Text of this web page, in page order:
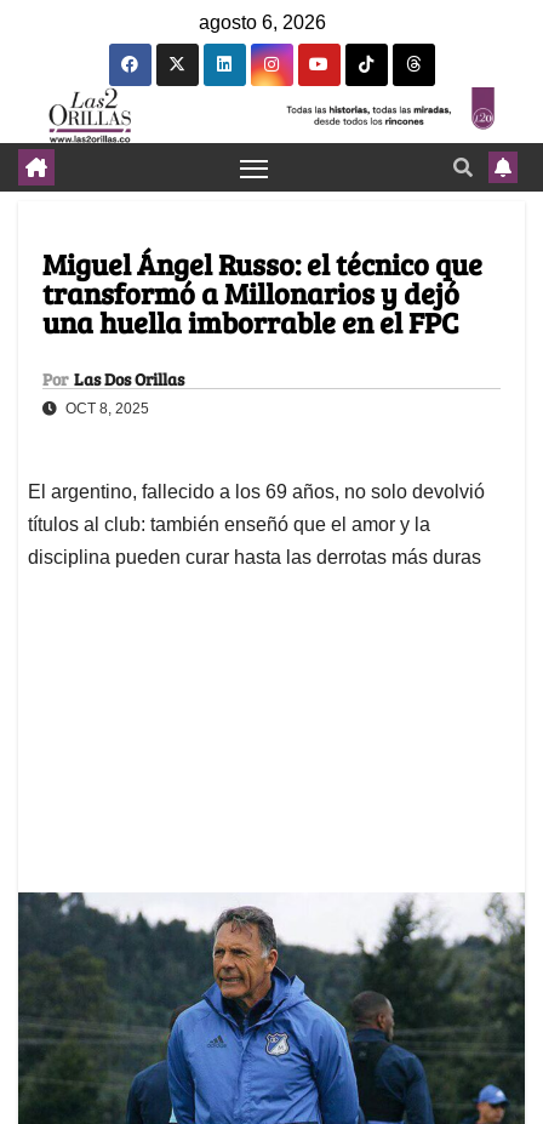
agosto 6, 2026
Miguel Ángel Russo: el técnico que
transformó a Millonarios y dejó
una huella imborrable en el FPC
Por Las Dos Orillas
OCT 8, 2025
El argentino, fallecido a los 69 años, no solo devolvió
títulos al club: también enseñó que el amor y la
disciplina pueden curar hasta las derrotas más duras